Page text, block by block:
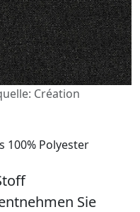
Création
100% Polyester
Sie